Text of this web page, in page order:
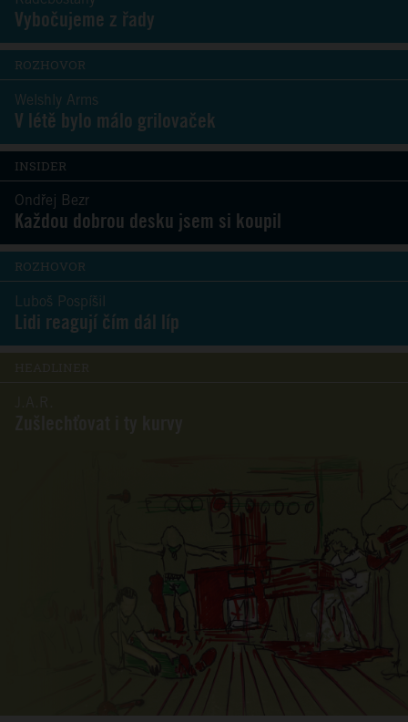
Vybočujeme z řady
ROZHOVOR
Welshly Arms
V létě bylo málo grilovaček
INSIDER
Ondřej Bezr
Každou dobrou desku jsem si koupil
ROZHOVOR
Luboš Pospíšil
Lidi reagují čím dál líp